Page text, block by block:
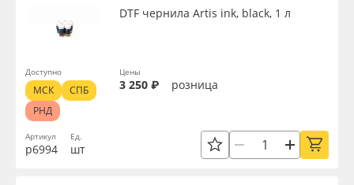
Артикул
р6994
DTF чернила Artis ink, black, 1 л
Ед.
шт
Цены
3 250 ₽ розница
Доступно
МСК
СПБ
РНД